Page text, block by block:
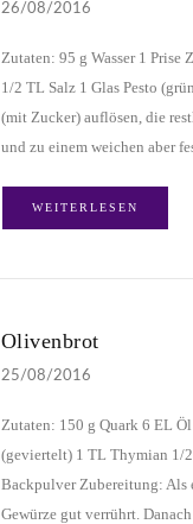
26/08/2016
Zutaten: 95 g Wasser 1
1/2 TL Salz 1 Glas Pesto
(mit Zucker) auflösen, die
und zu einem weichen aber
WEITERLESEN
Olivenbrot
25/08/2016
Zutaten: 150 g Quark 6 EL
(geviertelt) 1 TL Thymian 1/
Backpulver Zubereitung: Als
Gewürze gut verrührt.